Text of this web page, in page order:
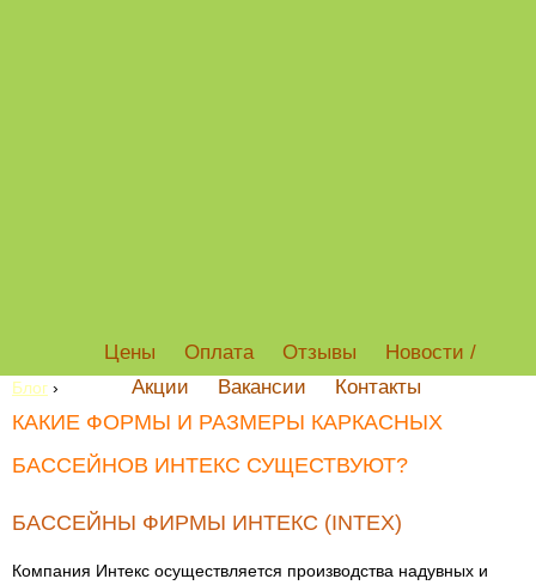
Цены Оплата Отзывы
Новости /
Акции
Вакансии Контакты
Блог ›
КАКИЕ ФОРМЫ И РАЗМЕРЫ КАРКАСНЫХ
БАССЕЙНОВ ИНТЕКС СУЩЕСТВУЮТ?
БАССЕЙНЫ ФИРМЫ ИНТЕКС (INTEX)
Компания Интекс осуществляется производства надувных и